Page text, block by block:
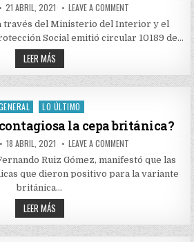
PUBLISHED
DATE:
21 ABRIL, 2021 LEAVE A COMMENT
NACIONAL
MANTIENE
MEDIDAS
EL
DE
AUMENTO
DE
COVID-
19
través del Ministerio del Interior y el
Social emitió circular 10189 de…
LEER MÁSGOBIERNO
NACIONAL
MANTIENE
MEDIDAS
PREVENCIÓN
HASTA
EL
03
DE
MAYO,
PARA
EVITAR
AUMENTO
DE
CONTAGIOS
POR
COVID-
19
LO ÚLTIMO
la cepa británica?
PUBLISHED
DATE:
18 ABRIL, 2021 LEAVE A COMMENTON
ES
MÁS
CONTAGIOSA
Ruiz Gómez, manifestó que las
que dieron positivo para la variante
británica…
LEER MÁS¿PORQUÉ
ES
MÁS
CONTAGIOSA